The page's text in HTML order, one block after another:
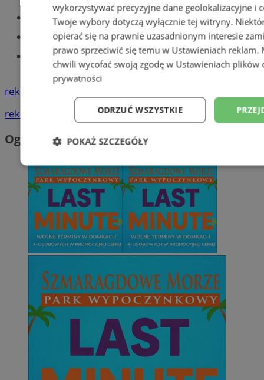
Części samochodowe do -70%!
Tworzenie stron www - Tychy
Znajdź pracę - codziennie nowe
ogłoszenia
reklama
reklama
Ogłoszenia
wykorzystywać precyzyjne dane geolokalizacyjne i
Twoje wybory dotyczą wyłącznie tej witryny.
opierać się na prawnie uzasadnionym interesie
prawo sprzeciwić się temu w Ustawieniach reklam.
chwili wycofać swoją zgodę w Ustawieniach plików
prywatności
ODRZUĆ WSZYSTKIE
POKAŻ SZCZEGÓŁY
Niezbędne Wydajność
Niesklasyfikowane
Niezbędne Wydajność Targetowanie
Niezbędne pliki cookie umożliwiają korzystanie z podstawowych
takich jak logowanie użytkownika i zarządzanie kontem. Bez
można prawidłowo korzystać ze strony internetowej.
Provider